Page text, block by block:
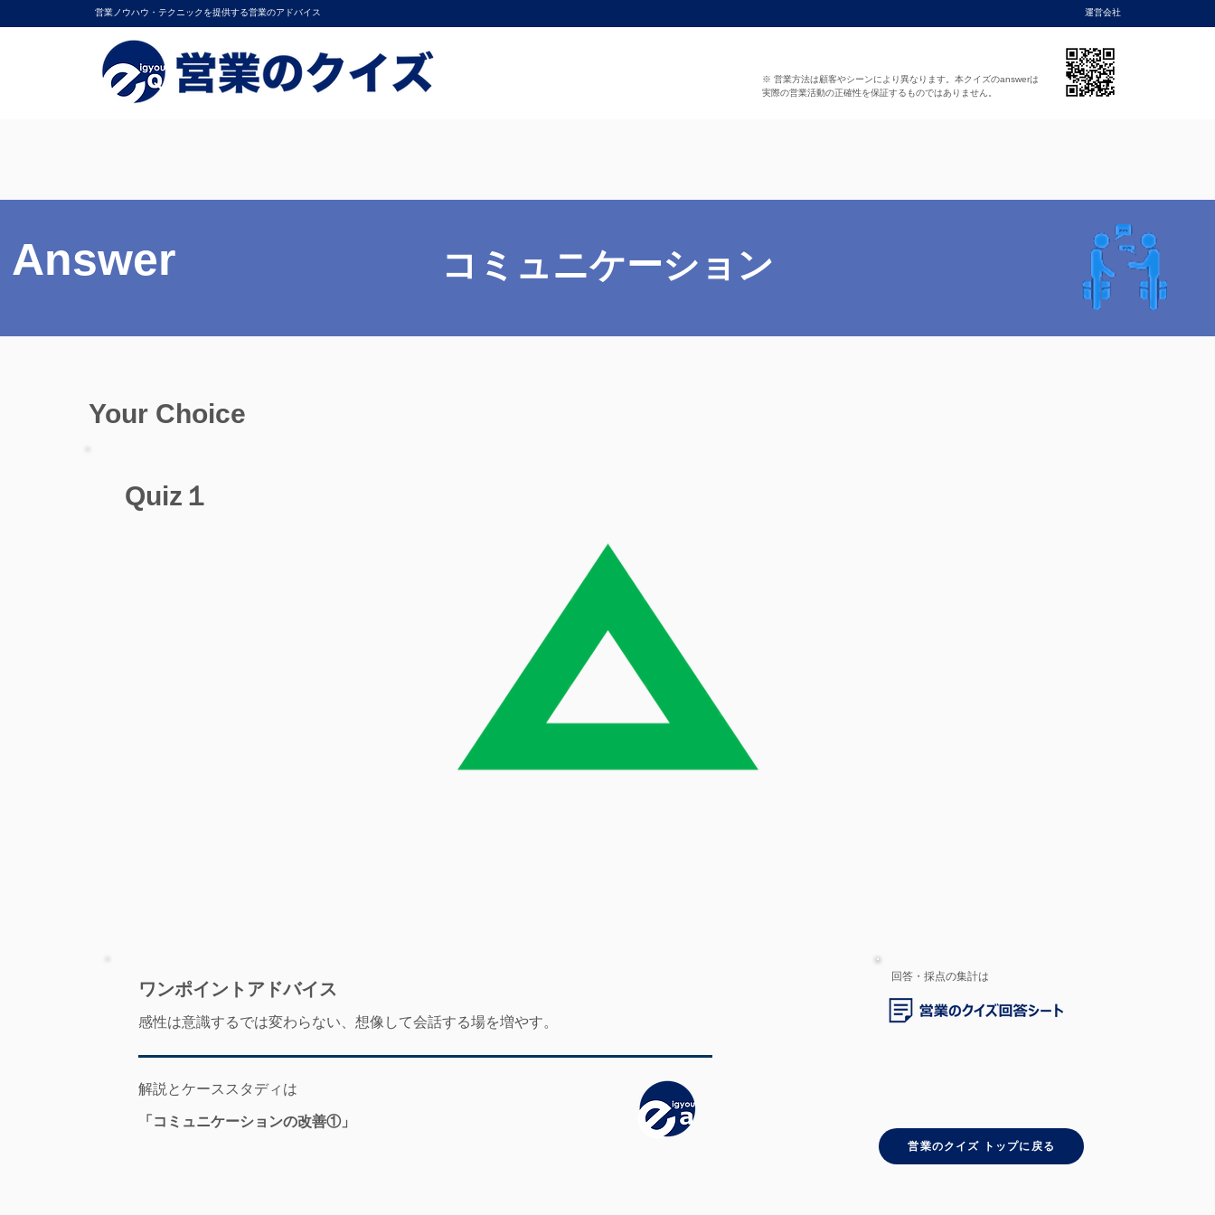
営業ノウハウ・テクニックを提供する営業のアドバイス 運営会社
※ 営業方法は顧客やシーンにより異なります。本クイズのanswerは
実際の営業活動の正確性を保証するものではありません。
Answer
Answer コミュニケーション
Your Choice
Quiz１
​ワンポイントアドバイス
感性は意識するでは変わらない、想像して会話する場を増やす。
解説とケーススタディは
「コミュニケーションの改善①」
回答・採点の集計は
営業のクイズ トップに戻る